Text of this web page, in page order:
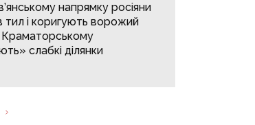
напрямку росіяни
тил і коригують ворожий
Краматорському
слабкі ділянки